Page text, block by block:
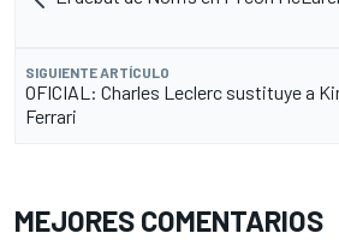
SIGUIENTE ARTÍCULO
OFICIAL: Charles Leclerc sustituye a
Ferrari
MEJORES COMENTARIOS